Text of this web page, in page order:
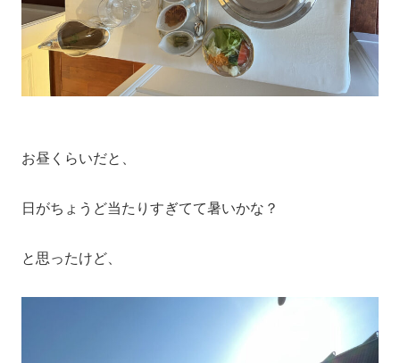
お昼くらいだと、
日がちょうど当たりすぎてて暑いかな？
と思ったけど、